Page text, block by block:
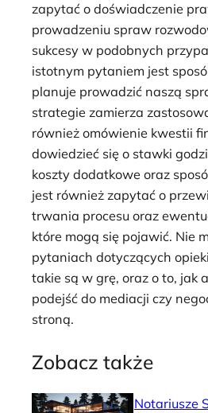
zapytać o doświadczenie
prowadzeniu spraw
sukcesy w podobnych
istotnym pytaniem jest
planuje prowadzić naszą
strategie zamierza
również omówienie kwestii
dowiedzieć się o stawki
koszty dodatkowe oraz
jest również zapytać o
trwania procesu oraz
które mogą się pojawić. Nie
pytaniach dotyczących
takie są w grę, oraz o to, jak
podejść do mediacji czy
stroną.
Zobacz także
Notariusze